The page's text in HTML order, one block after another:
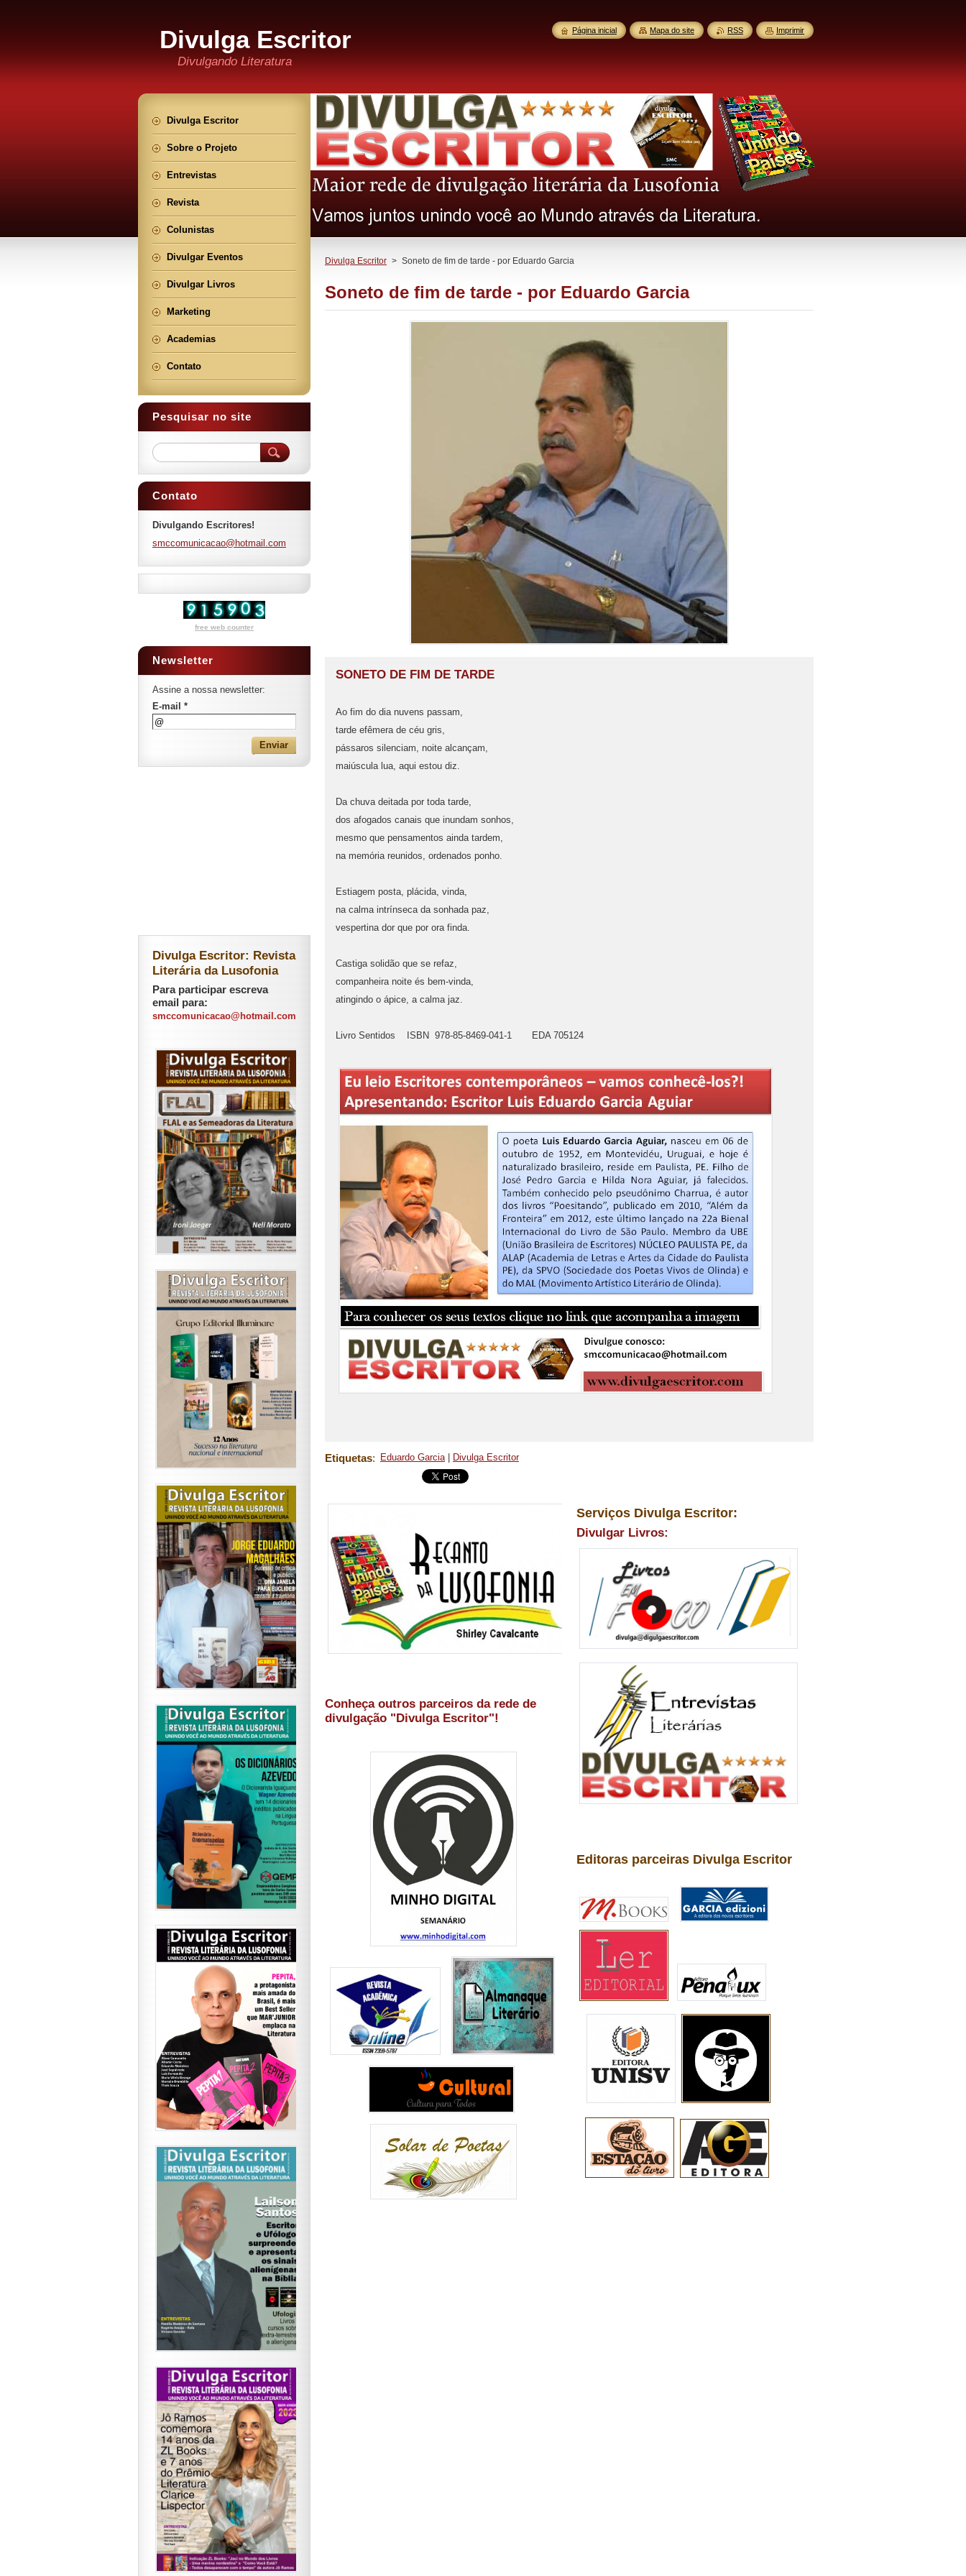
Divulga Escritor
Divulgando Literatura
Divulga Escritor > Soneto de fim de tarde - por Eduardo Garcia
Soneto de fim de tarde - por Eduardo Garcia
SONETO DE FIM DE TARDE
Ao fim do dia nuvens passam,
tarde efêmera de céu gris,
pássaros silenciam, noite alcançam,
maiúscula lua, aqui estou diz.
Da chuva deitada por toda tarde,
dos afogados canais que inundam sonhos,
mesmo que pensamentos ainda tardem,
na memória reunidos, ordenados ponho.
Estiagem posta, plácida, vinda,
na calma intrínseca da sonhada paz,
vespertina dor que por ora finda.
Castiga solidão que se refaz,
companheira noite és bem-vinda,
atingindo o ápice, a calma jaz.
Livro Sentidos ISBN 978-85-8469-041-1 EDA 705124
Etiquetas: Eduardo Garcia Divulga Escritor
Conheça outros parceiros da rede de
divulgação "Divulga Escritor"!
Serviços Divulga Escritor:
Divulgar Livros:
Editoras parceiras Divulga Escritor
Divulga Escritor
Sobre o Projeto
Entrevistas
Revista
Colunistas
Divulgar Eventos
Divulgar Livros
Marketing
Academias
Contato
Pesquisar no site
Contato
Divulgando Escritores!
smccomunicacao@hotmail.com
free web counter
Newsletter
Assine a nossa newsletter:
E-mail *
Divulga Escritor: Revista
Literária da Lusofonia
Para participar escreva
email para:
smccomunicacao@hotmail.com
Página inicial Mapa do site RSS Imprimir